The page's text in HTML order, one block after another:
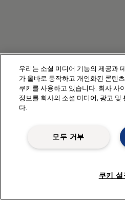
우리는 소셜 미디어 기능의 제공과
가 올바로 동작하고 개인화된 콘텐
쿠키를 사용하고 있습니다. 회사 사
정보를 회사의 소셜 미디어, 광고 및
다.
모두 거부
쿠키 설